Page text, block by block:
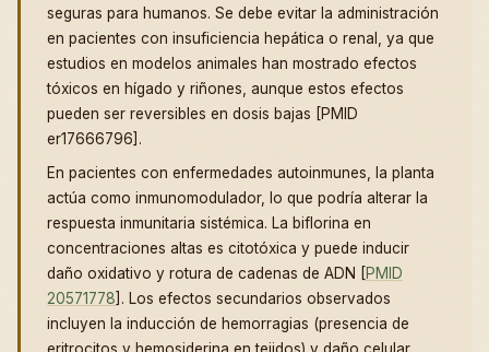
seguras para humanos. Se debe evitar la administración
en pacientes con insuficiencia hepática o renal, ya que
estudios en modelos animales han mostrado efectos
tóxicos en hígado y riñones, aunque estos efectos
pueden ser reversibles en dosis bajas [PMID
er17666796].
En pacientes con enfermedades autoinmunes, la planta
actúa como inmunomodulador, lo que podría alterar la
respuesta inmunitaria sistémica. La biflorina en
concentraciones altas es citotóxica y puede inducir
daño oxidativo y rotura de cadenas de ADN [PMID
20571778]. Los efectos secundarios observados
incluyen la inducción de hemorragias (presencia de